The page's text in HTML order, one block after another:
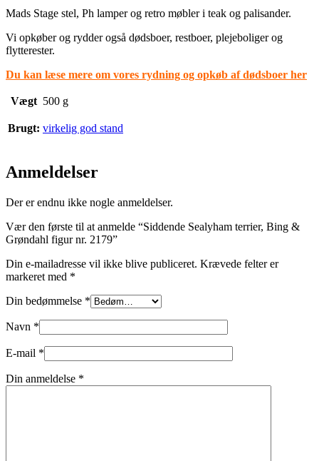
Mads Stage stel, Ph lamper og retro møbler i teak og palisander.
Vi opkøber og rydder også dødsboer, restboer, plejeboliger og
flytterester.
Du kan læse mere om vores rydning og opkøb af dødsboer her
Vægt 500 g
Brugt: virkelig god stand
Anmeldelser
Der er endnu ikke nogle anmeldelser.
Vær den første til at anmelde “Siddende Sealyham terrier, Bing &
Grøndahl figur nr. 2179”
Din e-mailadresse vil ikke blive publiceret. Krævede felter er
markeret med *
Din bedømmelse *
Navn *
E-mail *
Din anmeldelse *